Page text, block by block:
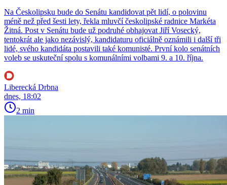
Na Českolipsku bude do Senátu kandidovat pět lidí, o polovinu
méně než před šesti lety, řekla mluvčí českolipské radnice Markéta
Žitná. Post v Senátu bude už podruhé obhajovat Jiří Vosecký,
tentokrát ale jako nezávislý, kandidaturu oficiálně oznámili i další tři
lidé, svého kandidáta postavili také komunisté. První kolo senátních
voleb se uskuteční spolu s komunálními volbami 9. a 10. října.
Liberecká Drbna
dnes, 18:02
2 min